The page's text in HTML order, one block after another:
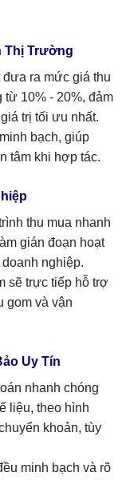
Thị Trường
đưa ra mức giá thu
10% - 20%, đảm
trị tối ưu nhất.
bạch, giúp
tâm khi hợp tác.
thu mua nhanh
gián đoạn hoạt
nghiệp.
sẽ trực tiếp hỗ trợ
gom và vận
Uy Tín
nhanh chóng
liệu, theo hình
khoản, tùy
minh bạch và rõ